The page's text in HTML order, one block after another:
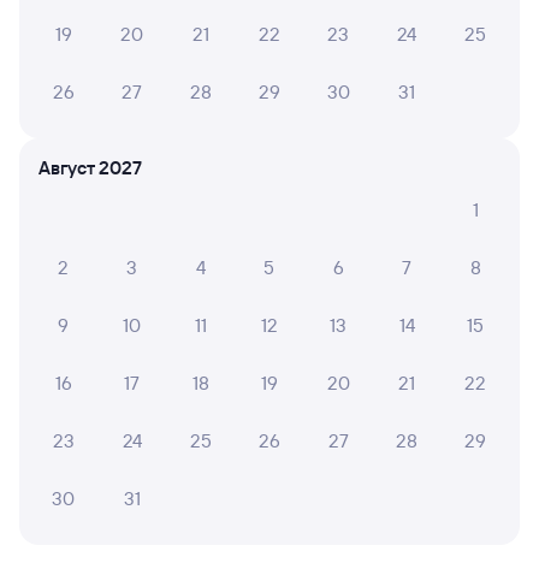
А ещё здесь можно найти
Другие авиарейсы из Рязани
19 20 21 22 23 24 25
26 27 28 29 30 31
Август 2027
1
2 3 4 5 6 7 8
9 10 11 12 13 14 15
16 17 18 19 20 21 22
23 24 25 26 27 28 29
30 31